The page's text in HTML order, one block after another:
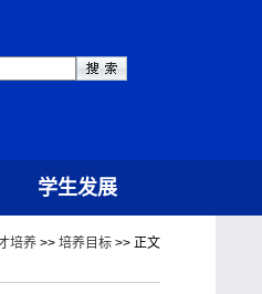
学生发展
培养 >> 培养目标 >> 正文